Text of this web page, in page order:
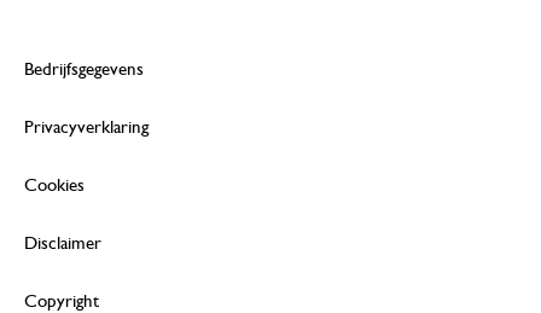
Bedrijfsgegevens
Privacyverklaring
Cookies
Disclaimer
Copyright